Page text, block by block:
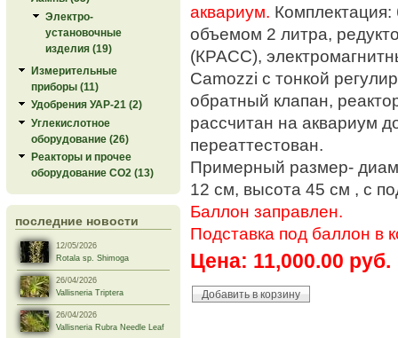
Электро-
установочные
изделия (19)
Измерительные
приборы (11)
Удобрения УАР-21 (2)
Углекислотное
оборудование (26)
Реакторы и прочее
оборудование СО2 (13)
последние новости
12/05/2026
Rotala sp. Shimoga
26/04/2026
Vallisneria Triptera
26/04/2026
Vallisneria Rubra Needle Leaf
аквариум.
объемом 2 литра,
(КРАСС),
Camozzi с тонкой
обратный клапан,
рассчитан на аквариум
переаттестован.
Примерный размер-
12 см, высота 45 см , с
Баллон заправлен.
Подставка под баллон в
Цена: 11,000.00 руб.